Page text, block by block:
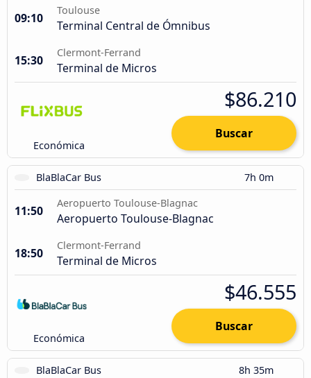
09:10
Toulouse
Terminal Central de Ómnibus
15:30
Clermont-Ferrand
Terminal de Micros
Económica
$86.210
Buscar
BlaBlaCar Bus 7h 0m
11:50
Aeropuerto Toulouse-Blagnac
Aeropuerto Toulouse-Blagnac
18:50
Clermont-Ferrand
Terminal de Micros
Económica
$46.555
Buscar
BlaBlaCar Bus 8h 35m